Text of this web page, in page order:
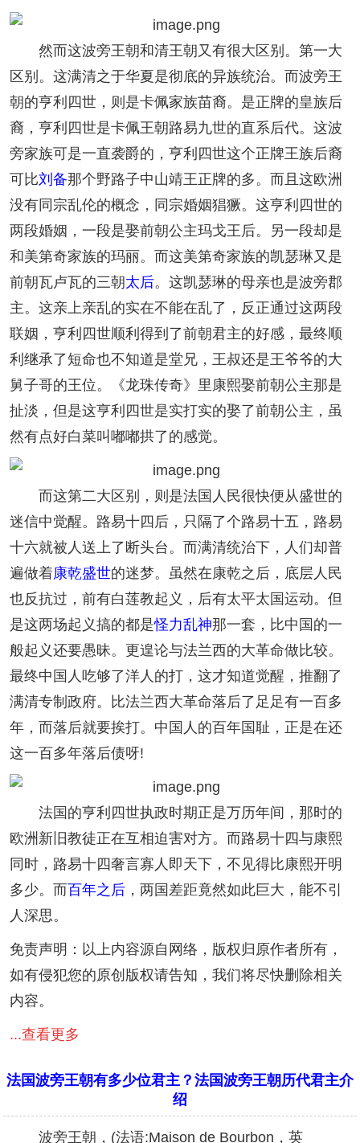
然而这波旁王朝和清王朝又有很大区别。第一大
区别。这满清之于华夏是彻底的异族统治。而波旁王
朝的亨利四世，则是卡佩家族苗裔。是正牌的皇族后
裔，亨利四世是卡佩王朝路易九世的直系后代。这波
旁家族可是一直袭爵的，亨利四世这个正牌王族后裔
可比刘备那个野路子中山靖王正牌的多。而且这欧洲
没有同宗乱伦的概念，同宗婚姻猖獗。这亨利四世的
两段婚姻，一段是娶前朝公主玛戈王后。另一段却是
和美第奇家族的玛丽。而这美第奇家族的凯瑟琳又是
前朝瓦卢瓦的三朝太后。这凯瑟琳的母亲也是波旁郡
主。这亲上亲乱的实在不能在乱了，反正通过这两段
联姻，亨利四世顺利得到了前朝君主的好感，最终顺
利继承了短命也不知道是堂兄，王叔还是王爷爷的大
舅子哥的王位。《龙珠传奇》里康熙娶前朝公主那是
扯淡，但是这亨利四世是实打实的娶了前朝公主，虽
然有点好白菜叫嘟嘟拱了的感觉。
而这第二大区别，则是法国人民很快便从盛世的
迷信中觉醒。路易十四后，只隔了个路易十五，路易
十六就被人送上了断头台。而满清统治下，人们却普
遍做着康乾盛世的迷梦。虽然在康乾之后，底层人民
也反抗过，前有白莲教起义，后有太平太国运动。但
是这两场起义搞的都是怪力乱神那一套，比中国的一
般起义还要愚昧。更遑论与法兰西的大革命做比较。
最终中国人吃够了洋人的打，这才知道觉醒，推翻了
满清专制政府。比法兰西大革命落后了足足有一百多
年，而落后就要挨打。中国人的百年国耻，正是在还
这一百多年落后债呀!
法国的亨利四世执政时期正是万历年间，那时的
欧洲新旧教徒正在互相迫害对方。而路易十四与康熙
同时，路易十四奢言寡人即天下，不见得比康熙开明
多少。而百年之后 ，两国差距竟然如此巨大，能不引
人深思。
免责声明：以上内容源自网络，版权归原作者所有，
如有侵犯您的原创版权请告知，我们将尽快删除相关
内容。
...查看更多
法国波旁王朝有多少位君主？法国波旁王朝历代君主介
绍
波旁王朝，(法语:Maison de Bourbon，英